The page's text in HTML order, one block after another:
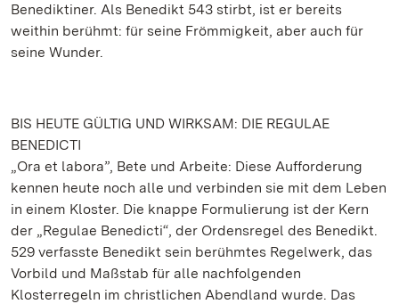
Benediktiner. Als Benedikt 543 stirbt, ist er bereits
weithin berühmt: für seine Frömmigkeit, aber auch für
seine Wunder.
BIS HEUTE GÜLTIG UND WIRKSAM: DIE REGULAE
BENEDICTI
„Ora et labora”, Bete und Arbeite: Diese Aufforderung
kennen heute noch alle und verbinden sie mit dem Leben
in einem Kloster. Die knappe Formulierung ist der Kern
der „Regulae Benedicti“, der Ordensregel des Benedikt.
529 verfasste Benedikt sein berühmtes Regelwerk, das
Vorbild und Maßstab für alle nachfolgenden
Klosterregeln im christlichen Abendland wurde. Das